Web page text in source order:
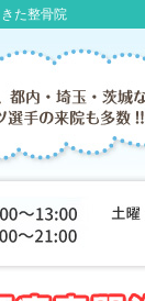
た整骨院